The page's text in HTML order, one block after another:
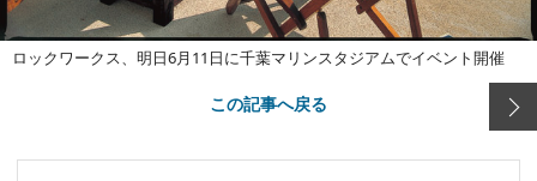
ロックワークス、明日6月11日に千葉マリンスタジアムでイベント開催
この記事へ戻る